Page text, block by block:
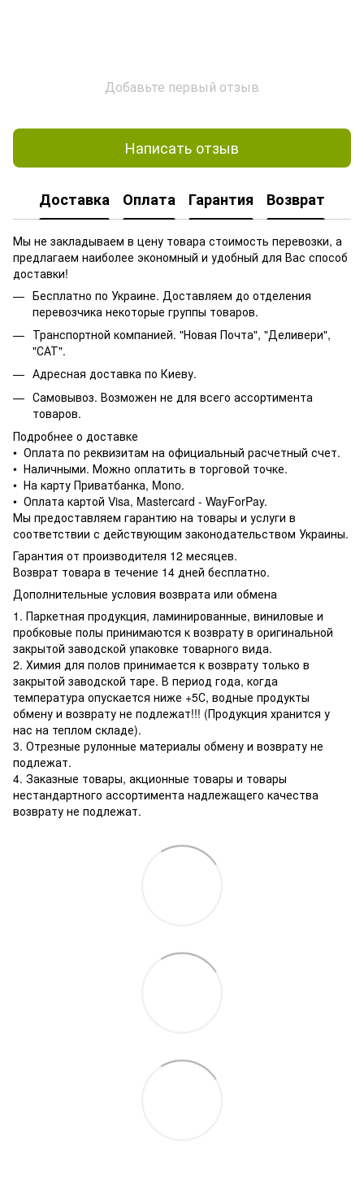
Добавьте первый отзыв
Написать отзыв
Доставка Оплата Гарантия Возврат
Мы не закладываем в цену товара стоимость перевозки, а
предлагаем наиболее экономный и удобный для Вас способ
доставки!
Бесплатно по Украине. Доставляем до отделения
перевозчика некоторые группы товаров.
Транспортной компанией. "Новая Почта", "Деливери",
"САТ".
Адресная доставка по Киеву.
Самовывоз. Возможен не для всего ассортимента
товаров.
Подробнее о доставке
• Оплата по реквизитам на официальный расчетный счет.
• Наличными. Можно оплатить в торговой точке.
• На карту Приватбанка, Mono.
• Оплата картой Visa, Mastercard - WayForPay.
Мы предоставляем гарантию на товары и услуги в
соответствии с действующим законодательством Украины.
Гарантия от производителя 12 месяцев.
Возврат товара в течение 14 дней бесплатно.
Дополнительные условия возврата или обмена
1. Паркетная продукция, ламинированные, виниловые и
пробковые полы принимаются к возврату в оригинальной
закрытой заводской упаковке товарного вида.
2. Химия для полов принимается к возврату только в
закрытой заводской таре. В период года, когда
температура опускается ниже +5С, водные продукты
обмену и возврату не подлежат!!! (Продукция хранится у
нас на теплом складе).
3. Отрезные рулонные материалы обмену и возврату не
подлежат.
4. Заказные товары, акционные товары и товары
нестандартного ассортимента надлежащего качества
возврату не подлежат.